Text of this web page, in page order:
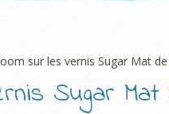
sur les vernis Sugar Mat de
Sugar Mat